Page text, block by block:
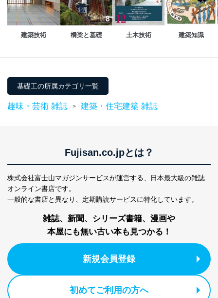
設定しています。
個人情報保護マネジメントシステムの継続的改善
当社は、内部監査及びマネジメントレビューの機会を通
善し、常に最良の状態を維持します。
苦情及び相談受付け窓口
貴殿の個人情報及び当社の個人情報保護マネジメントシ
ステムに関するご相談及び苦情については以下までご連
TEL：0570-200-223
e-mail：cs@fujisan.co.jp
改訂：2025年2月20日
制定：2005年4月1日
代表取締役会長 西野 伸一郎
個人情報の取扱いについて
１．個人情報保護管理者
用・提供・管理いたします。
建築技術 橋梁と基礎 土木技術 建築知識
基礎工の所属カテゴリ一覧
趣味・芸術 雑誌 > 建築・住宅建築 雑誌
Fujisan.co.jpとは？
株式会社富士山マガジンサービスが運営する、
日本最大級の雑誌
オンライン書店です。
一般的な書店と異なり、 定期購読サービスに特化しています。
雑誌、新聞、シリーズ書籍、漫画や
本屋にも無い古い本も見つかる！
新規会員登録
初めてご利用の方へ